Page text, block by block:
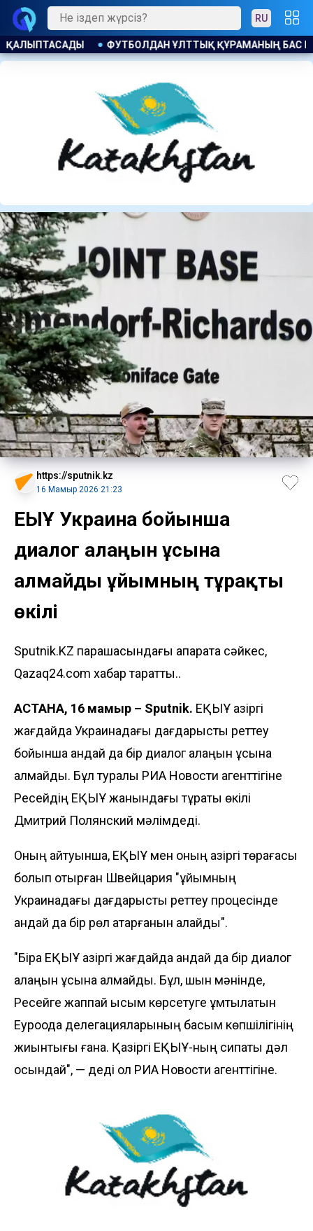
RU
БАС БАПКЕРІ ЛАУАЗЫМЫНА КАНДИДАТ БЕЛГІЛІ БОЛДЫ
https://sputnik.kz
16 Мамыр 2026 21:23
ЕҚЫҰ Украина бойынша
диалог алаңын ұсына
алмайды ұйымның тұрақты
өкілі
Sputnik.KZ парақшасындағы ақпаратқа сәйкес,
Qazaq24.com хабар таратты..
АСТАНА, 16 мамыр – Sputnik. ЕҚЫҰ қазіргі
жағдайда Украинадағы дағдарысты реттеу
бойынша қандай да бір диалог алаңын ұсына
алмайды. Бұл туралы РИА Новости агенттігіне
Ресейдің ЕҚЫҰ жанындағы тұрақты өкілі
Дмитрий Полянский мәлімдеді.
Оның айтуынша, ЕҚЫҰ мен оның қазіргі төрағасы
болып отырған Швейцария "ұйымның
Украинадағы дағдарысты реттеу процесінде
қандай да бір рөл атқарғанын қалайды".
"Бірақ ЕҚЫҰ қазіргі жағдайда қандай да бір диалог
алаңын ұсына алмайды. Бұл, шын мәнінде,
Ресейге жаппай қысым көрсетуге ұмтылатын
Еуроодақ делегацияларының басым көпшілігінің
жиынтығы ғана. Қазіргі ЕҚЫҰ-ның сипаты дәл
осындай", — деді ол РИА Новости агенттігіне.